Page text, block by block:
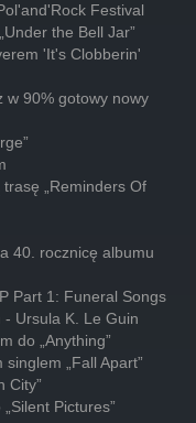
Festival
the Bell Jar”
'It's Clobberin'
w 90% gotowy nowy
„Reminders Of
40. rocznicę albumu
Part 1: Funeral Songs
- Ursula K. Le Guin
do „Anything”
„Fall Apart”
City”
Pictures”